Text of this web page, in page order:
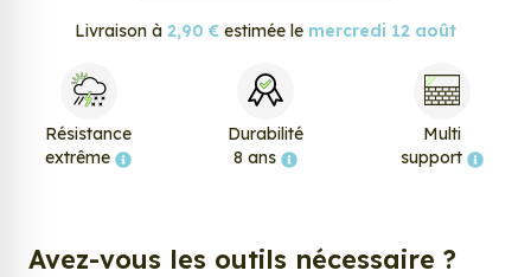
Livraison à 2,90 € estimée le mercredi 12 août
Résistance
extrême
Durabilité
8 ans
Multi
support
Avez-vous les outils nécessaire ?